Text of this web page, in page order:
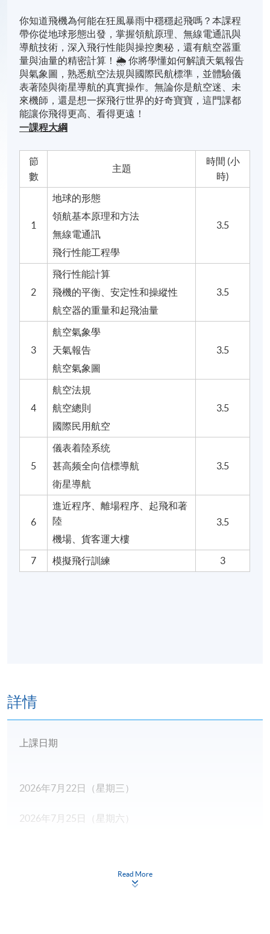
你知道飛機為何能在狂風暴雨中穩穩起飛嗎？本課程
帶你從地球形態出發，掌握領航原理、無線電通訊與
導航技術，深入飛行性能與操控奧秘，還有航空器重
量與油量的精密計算！🌦️ 你將學懂如何解讀天氣報告
與氣象圖，熟悉航空法規與國際民航標準，並體驗儀
表著陸與衛星導航的真實操作。無論你是航空迷、未
來機師，還是想一探飛行世界的好奇寶寶，這門課都
能讓你飛得更高、看得更遠！
一課程大綱
節
數
主題
時間 (小
時)
1
地球的形態
領航基本原理和方法
無線電通訊
飛行性能工程學
3.5
2
飛行性能計算
飛機的平衡、安定性和操縱性
航空器的重量和起飛油量
3.5
3
航空氣象學
天氣報告
航空氣象圖
3.5
4
航空法規
航空總則
國際民用航空
3.5
5
儀表着陸系统
甚高频全向信標導航
衛星導航
3.5
6
進近程序、離場程序、起飛和著
陸
機場、貨客運大樓
3.5
7 模擬飛行訓練 3
詳情
上課日期
2026年7月22日（星期三）
2026年7月25日（星期六）
2026年8月1日（星期六）Read More